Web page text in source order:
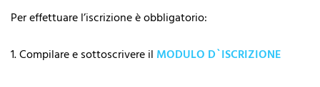
Per effettuare l’iscrizione è obbligatorio:
1.⁠ ⁠Compilare e sottoscrivere il MODULO D`ISCRIZIONE